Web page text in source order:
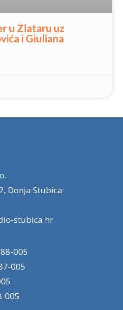
u Zlataru uz
i Giuliana
Donja Stubica
stubica.hr
005
005
005